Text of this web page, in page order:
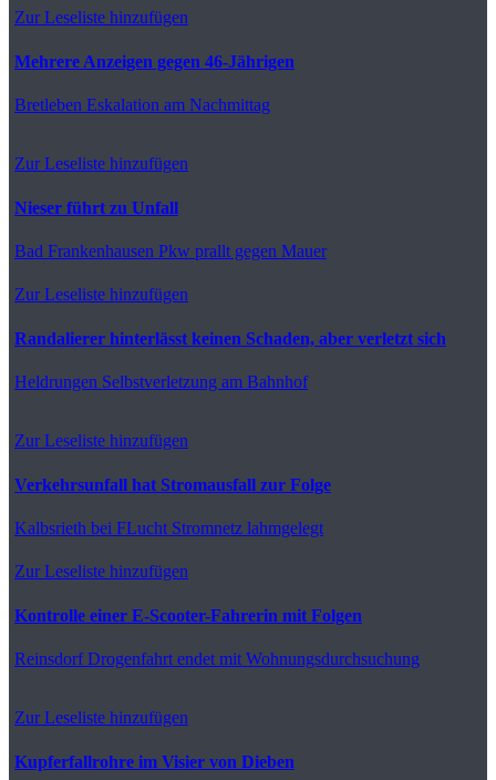
Zur Leseliste hinzufügen
Mehrere Anzeigen gegen 46-Jährigen
Bretleben Eskalation am Nachmittag
Zur Leseliste hinzufügen
Nieser führt zu Unfall
Bad Frankenhausen Pkw prallt gegen Mauer
Zur Leseliste hinzufügen
Randalierer hinterlässt keinen Schaden, aber verletzt sich
Heldrungen Selbstverletzung am Bahnhof
Zur Leseliste hinzufügen
Verkehrsunfall hat Stromausfall zur Folge
Kalbsrieth bei FLucht Stromnetz lahmgelegt
Zur Leseliste hinzufügen
Kontrolle einer E-Scooter-Fahrerin mit Folgen
ReinsdorfDrogenfahrt endet mit Wohnungsdurchsuchung
Zur Leseliste hinzufügen
Kupferfallrohre im Visier von Dieben